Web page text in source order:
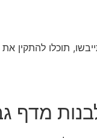
תוכלו להתקין
מדף